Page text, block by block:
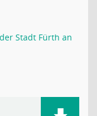
Stadt Fürth an